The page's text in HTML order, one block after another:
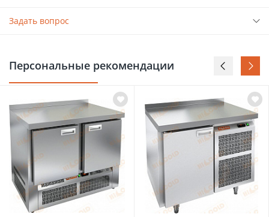
Задать вопрос
Персональные рекомендации